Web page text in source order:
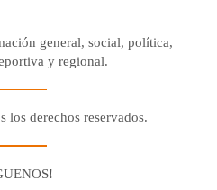
general, social, política,
y regional.
los derechos reservados.